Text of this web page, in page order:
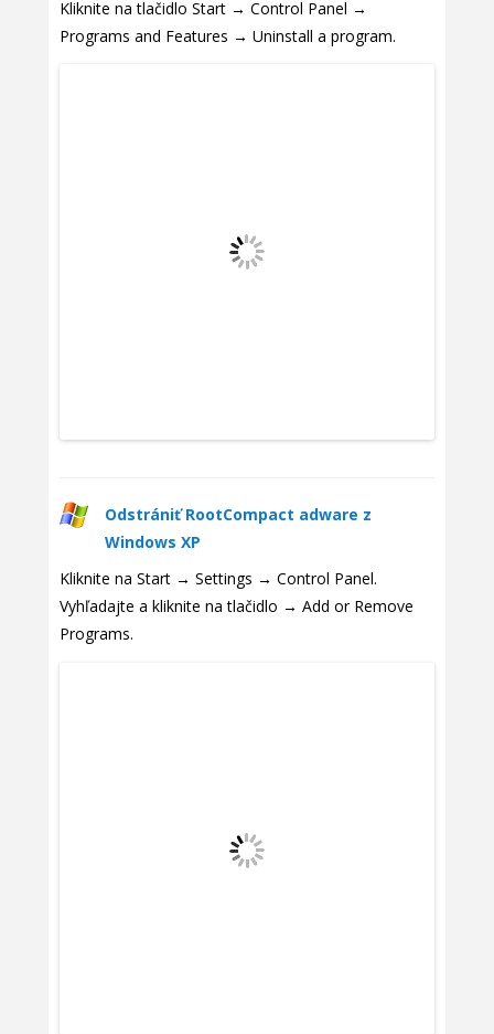
Kliknite na tlačidlo Start → Control Panel →
Programs and Features → Uninstall a program.
Odstrániť RootCompact adware z
Windows XP
Kliknite na Start → Settings → Control Panel.
Vyhľadajte a kliknite na tlačidlo → Add or Remove
Programs.